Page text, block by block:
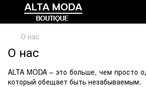
О нас
О нас
ALTA MODA – это больше, чем просто
который обещает быть незабываемым.